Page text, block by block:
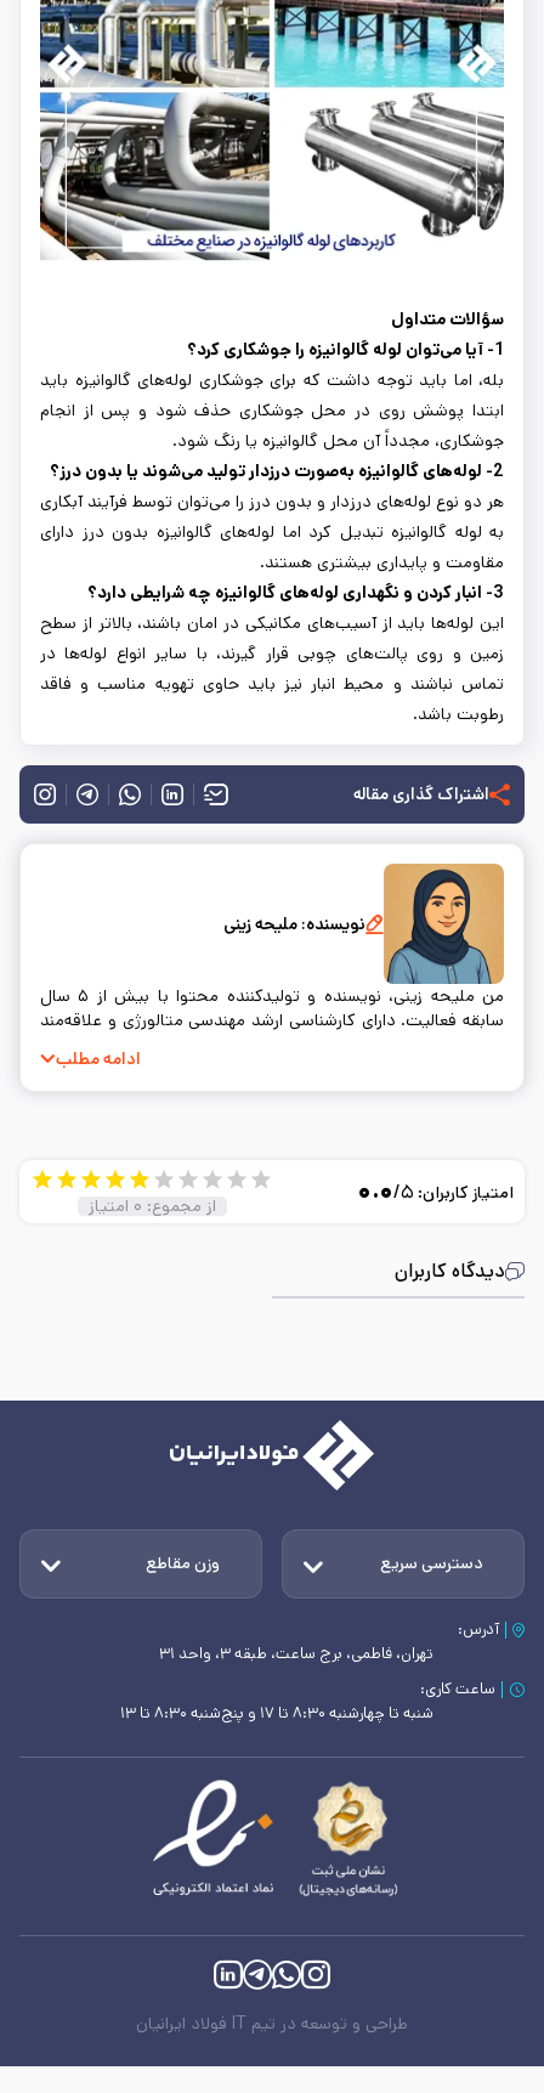
سؤالات متداول
1- آیا می‌توان لوله گالوانیزه را جوشکاری کرد؟
بله، اما باید توجه داشت که برای جوشکاری لوله‌های گالوانیزه باید
ابتدا پوشش روی در محل جوشکاری حذف شود و پس از انجام
جوشکاری، مجدداً آن محل گالوانیزه یا رنگ شود.
2- لوله‌های گالوانیزه به‌صورت درزدار تولید می‌شوند یا بدون درز؟
هر دو نوع لوله‌های درزدار و بدون درز را می‌توان توسط فرآیند آبکاری
به لوله گالوانیزه تبدیل کرد اما لوله‌های گالوانیزه بدون درز دارای
مقاومت و پایداری بیشتری هستند.
3- انبار کردن و نگهداری لوله‌های گالوانیزه چه شرایطی دارد؟
این لوله‌ها باید از آسیب‌های مکانیکی در امان باشند، بالاتر از سطح
زمین و روی پالت‌های چوبی قرار گیرند، با سایر انواع لوله‌ها در
تماس نباشند و محیط انبار نیز باید حاوی تهویه مناسب و فاقد
رطوبت باشد.
اشتراک گذاری مقاله
نویسنده: ملیحه زینی
من ملیحه زینی، نویسنده و تولیدکننده محتوا با بیش از ۵ سال
سابقه فعالیت. دارای کارشناسی ارشد مهندسی متالورژی و علاقه‌مند
ادامه مطلب
دیدگاه کاربران
امتیاز کاربران: ۰.۰/۵
از مجموع: ۰ امتیاز
دسترسی سریع وزن مقاطع
آدرس:
تهران، فاطمی، برج ساعت، طبقه ۳، واحد ۳۱
ساعت کاری:
شنبه تا چهارشنبه ۸:۳۰ تا ۱۷ و پنج‌شنبه ۸:۳۰ تا ۱۳
طراحی و توسعه در تیم IT فولاد ایرانیان